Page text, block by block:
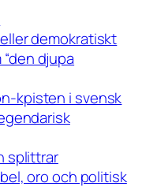
demokratiskt
djupa
kpisten i svensk
splittrar
oro och politisk